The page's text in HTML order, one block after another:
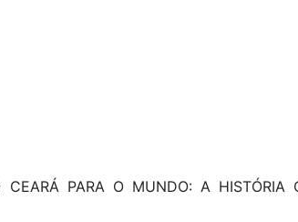
CEARÁ PARA O MUNDO: A HISTÓRIA